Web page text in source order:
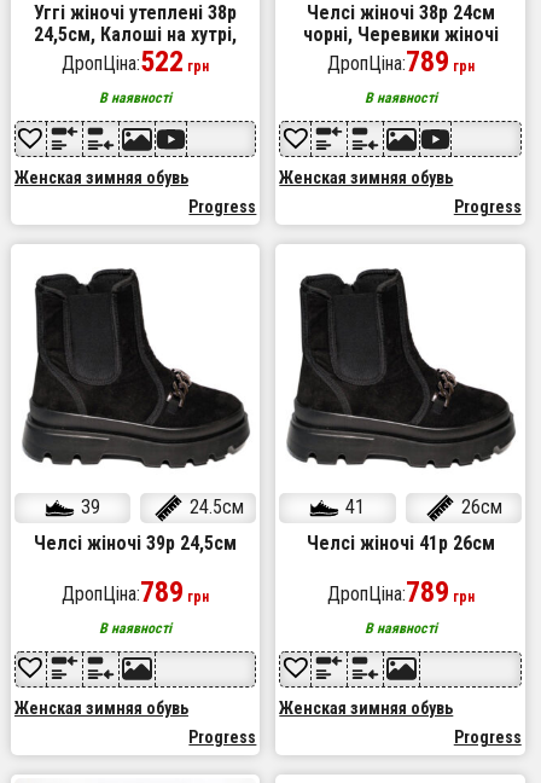
Уггі жіночі утеплені 38р
24,5см, Калоші на хутрі,
Бабуші жіночі домашні
ДропЦіна:522 грн
В наявності
Женская зимняя обувь
Progress
Челсі жіночі 38р 24см
чорні, Черевики жіночі
утеплені флісом, Базарні
жіночі теплі чоботи
ДропЦіна:789 грн
В наявності
Женская зимняя обувь
Progress
39
24.5см
Челсі жіночі 39р 24,5см
ДропЦіна:789 грн
В наявності
Женская зимняя обувь
Progress
41
26см
Челсі жіночі 41р 26см
ДропЦіна:789 грн
В наявності
Женская зимняя обувь
Progress